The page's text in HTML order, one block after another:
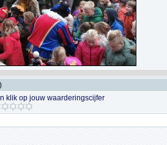
klik op jouw waarderingscijfer